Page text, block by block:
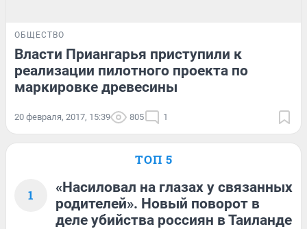
ОБЩЕСТВО
Власти Приангарья приступили к
реализации пилотного проекта по
маркировке древесины
20 февраля, 2017, 15:39 805 1
ТОП 5
1
«Насиловал на глазах у связанных
родителей». Новый поворот в
деле убийства россиян в Таиланде